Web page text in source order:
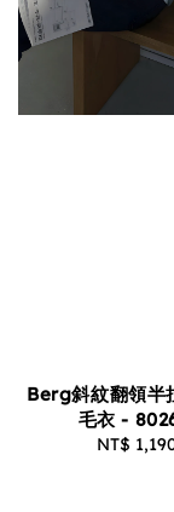
Berg斜紋翻領半
毛衣 -
NT$